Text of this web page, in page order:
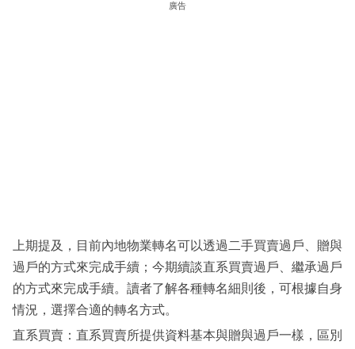
區
廣告
上期提及，目前內地物業轉名可以透過二手買賣過戶、贈與
過戶的方式來完成手續；今期續談直系買賣過戶、繼承過戶
的方式來完成手續。讀者了解各種轉名細則後，可根據自身
情況，選擇合適的轉名方式。
直系買賣：直系買賣所提供資料基本與贈與過戶一樣，區別